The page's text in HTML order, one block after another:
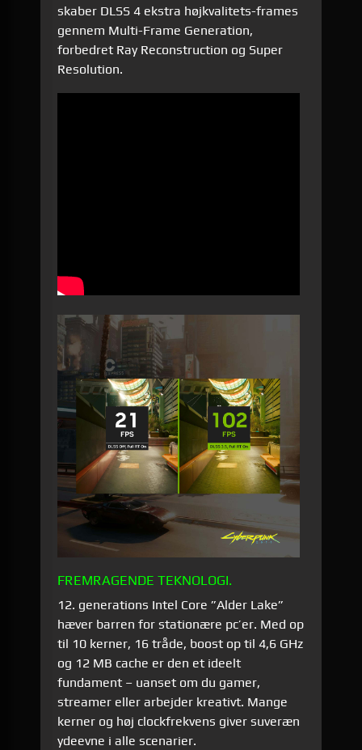
skaber DLSS 4 ekstra høj­kvalitets-frames
gennem Multi-Frame Generation,
forbedret Ray Reconstruction og Super
Resolution.
FREMRAGENDE TEKNOLOGI.
12. generations Intel Core ”Alder Lake”
hæver barren for stationære pc’er. Med op
til 10 kerner, 16 tråde, boost op til 4,6 GHz
og 12 MB cache er den et ideelt
fundament – uanset om du gamer,
streamer eller arbejder kreativt. Mange
kerner og høj clockfrekvens giver suveræn
ydeevne i alle scenarier.